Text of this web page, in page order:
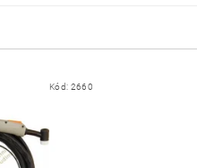
Kód: 2660